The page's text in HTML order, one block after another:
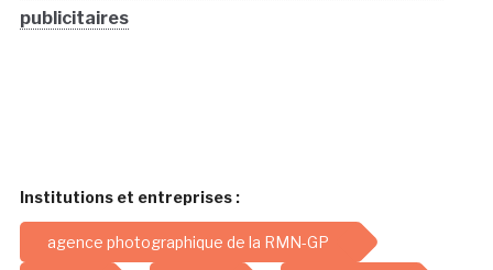
publicitaires
Institutions et entreprises :
agence photographique de la RMN-GP